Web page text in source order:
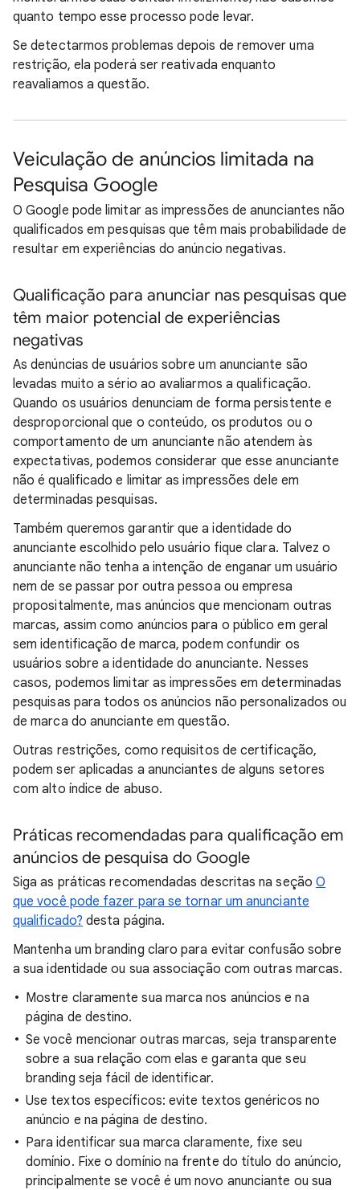
quanto tempo esse processo pode levar.
Se detectarmos problemas depois de remover uma
restrição, ela poderá ser reativada enquanto
reavaliamos a questão.
Veiculação de anúncios limitada na
Pesquisa Google
O Google pode limitar as impressões de anunciantes não
qualificados em pesquisas que têm mais probabilidade de
resultar em experiências do anúncio negativas.
Qualificação para anunciar nas pesquisas que
têm maior potencial de experiências
negativas
As denúncias de usuários sobre um anunciante são
levadas muito a sério ao avaliarmos a qualificação.
Quando os usuários denunciam de forma persistente e
desproporcional que o conteúdo, os produtos ou o
comportamento de um anunciante não atendem às
expectativas, podemos considerar que esse anunciante
não é qualificado e limitar as impressões dele em
determinadas pesquisas.
Também queremos garantir que a identidade do
anunciante escolhido pelo usuário fique clara. Talvez o
anunciante não tenha a intenção de enganar um usuário
nem de se passar por outra pessoa ou empresa
propositalmente, mas anúncios que mencionam outras
marcas, assim como anúncios para o público em geral
sem identificação de marca, podem confundir os
usuários sobre a identidade do anunciante. Nesses
casos, podemos limitar as impressões em determinadas
pesquisas para todos os anúncios não personalizados ou
de marca do anunciante em questão.
Outras restrições, como requisitos de certificação,
podem ser aplicadas a anunciantes de alguns setores
com alto índice de abuso.
Práticas recomendadas para qualificação em
anúncios de pesquisa do Google
Siga as práticas recomendadas descritas na seção O
que você pode fazer para se tornar um anunciante
qualificado? desta página.
Mantenha um branding claro para evitar confusão sobre
a sua identidade ou sua associação com outras marcas.
Mostre claramente sua marca nos anúncios e na
página de destino.
Se você mencionar outras marcas, seja transparente
sobre a sua relação com elas e garanta que seu
branding seja fácil de identificar.
Use textos específicos: evite textos genéricos no
anúncio e na página de destino.
Para identificar sua marca claramente, fixe seu
domínio. Fixe o domínio na frente do título do anúncio,
principalmente se você é um novo anunciante ou sua